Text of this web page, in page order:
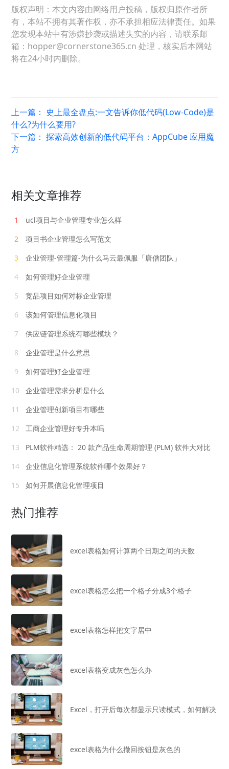
版权声明：本文内容由网络用户投稿，版权归原作者所
有，本站不拥有其著作权，亦不承担相应法律责任。如果
您发现本站中有涉嫌抄袭或描述失实的内容，请联系邮
箱：hopper@cornerstone365.cn 处理，核实后本网站
将在24小时内删除。
上一篇： 史上最全盘点:一文告诉你低代码(Low-Code)是
什么?为什么要用?
下一篇：探索高效创新的低代码平台：AppCube 应用魔
方
相关文章推荐
1
ucl项目与企业管理专业怎么样
2
项目书企业管理怎么写范文
3
企业管理-管理篇-为什么马云最佩服「唐僧团队」
4
如何管理好企业管理
5
竞品项目如何对标企业管理
6
该如何管理信息化项目
7
供应链管理系统有哪些模块？
8
企业管理是什么意思
9
如何管理好企业管理
10
企业管理需求分析是什么
11
企业管理创新项目有哪些
12
工商企业管理好专升本吗
13
PLM软件精选： 20 款产品生命周期管理 (PLM) 软件大对比
14
企业信息化管理系统软件哪个效果好？
15
如何开展信息化管理项目
热门推荐
excel表格如何计算两个日期之间的天数
excel表格怎么把一个格子分成3个格子
excel表格怎样把文字居中
excel表格变成灰色怎么办
Excel，打开后每次都显示只读模式，如何解决
excel表格为什么撤回按钮是灰色的